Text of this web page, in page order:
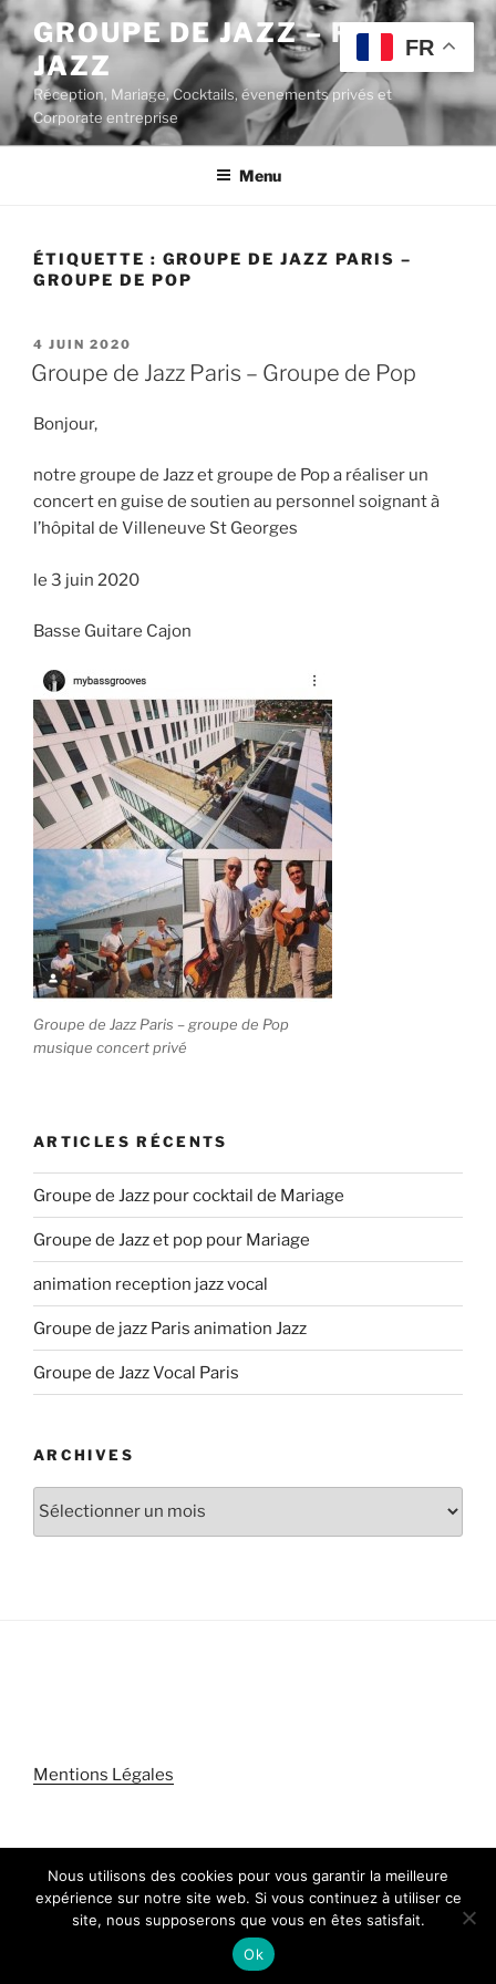
Aller
au
contenu
principal
GROUPE DE JAZZ – POP
JAZZ
Réception, Mariage, Cocktails, évenements privés et
Corporate entreprise
Menu
ÉTIQUETTE : GROUPE DE JAZZ PARIS –
GROUPE DE POP
PUBLIÉ
LE
4 JUIN 2020
Groupe de Jazz Paris – Groupe de Pop
Bonjour,
notre groupe de Jazz et groupe de Pop a réaliser un
concert en guise de soutien au personnel soignant à
l’hôpital de Villeneuve St Georges
le 3 juin 2020
Basse Guitare Cajon
Groupe de Jazz Paris – groupe de Pop
musique concert privé
ARTICLES RÉCENTS
Groupe de Jazz pour cocktail de Mariage
Groupe de Jazz et pop pour Mariage
animation reception jazz vocal
Groupe de jazz Paris animation Jazz
Groupe de Jazz Vocal Paris
ARCHIVES
Archives
Mentions Légales
Politique de confidentialité
Fièrement propulsé par
WordPress
FR
Nous utilisons des cookies pour vous garantir la meilleure
expérience sur notre site web. Si vous continuez à utiliser ce
site, nous supposerons que vous en êtes satisfait.
Ok